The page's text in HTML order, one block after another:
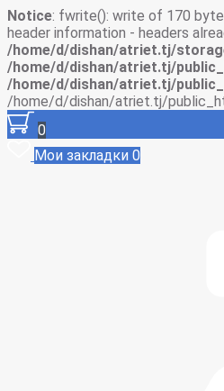
Notice: fwrite(): write of 170
header information - headers
/home/d/dishan/atriet.tj/
/home/d/dishan/atriet.tj/
/home/d/dishan/atriet.tj/
/home/d/dishan/atriet.tj/
0
Мои закладки 0